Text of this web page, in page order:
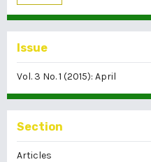
Issue
Vol. 3 No. 1 (2015): April
Section
Articles